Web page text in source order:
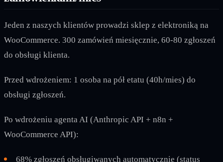
Jeden z naszych klientów prowadzi sklep z elektroniką na
WooCommerce. 300 zamówień miesięcznie, 60-80 zgłoszeń
do obsługi klienta.
Przed wdrożeniem: 1 osoba na pół etatu (40h/mies) do
obsługi zgłoszeń.
Po wdrożeniu agenta AI (Anthropic API + n8n +
WooCommerce API):
68% zgłoszeń obsługiwanych automatycznie (status